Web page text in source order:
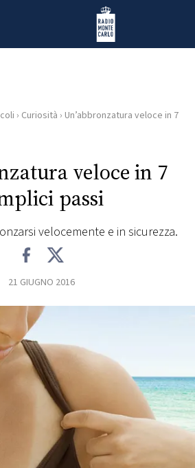
Radio Monte Carlo
› Curiosità › Un’abbronzatura veloce in 7
veloce in 7
passi
velocemente e in sicurezza.
21 GIUGNO 2016